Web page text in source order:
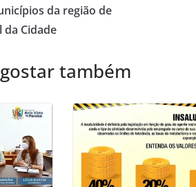
da região de
da Cidade
também